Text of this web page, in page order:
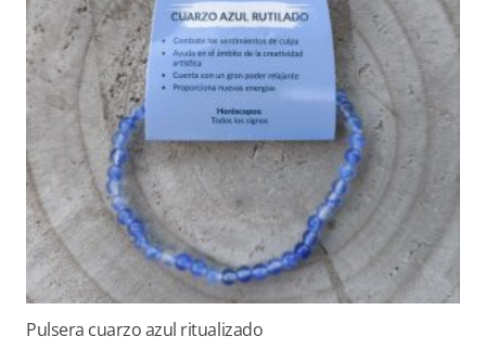
Pulsera cuarzo azul ritualizado